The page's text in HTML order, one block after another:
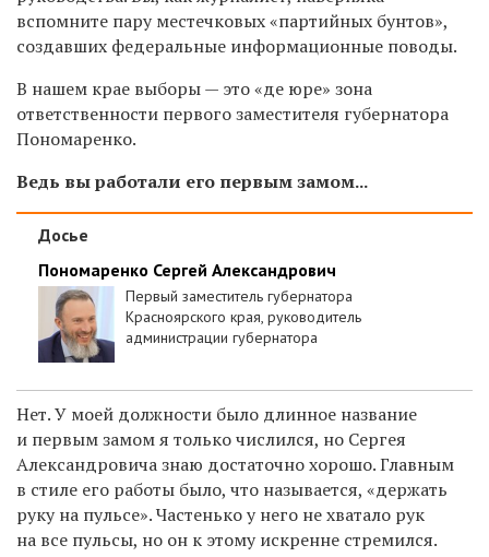
вспомните пару местечковых «партийных бунтов»,
создавших федеральные информационные поводы.
В нашем крае выборы — это «де юре» зона
ответственности первого заместителя губернатора
Пономаренко.
Ведь вы работали его первым замом...
Досье
Пономаренко Сергей Александрович
Первый заместитель губернатора
Красноярского края, руководитель
администрации губернатора
Нет. У моей должности было длинное название
и первым замом я только числился, но Сергея
Александровича знаю достаточно хорошо. Главным
в стиле его работы было, что называется, «держать
руку на пульсе». Частенько у него не хватало рук
на все пульсы, но он к этому искренне стремился.